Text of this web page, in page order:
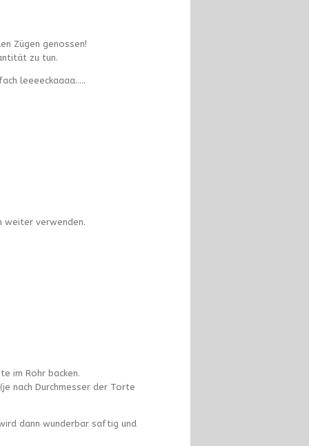
Zügen genossen!
zu tun.
leeeeckaaaa…..
weiter verwenden.
im Rohr backen.
nach Durchmesser der Torte
dann wunderbar saftig und